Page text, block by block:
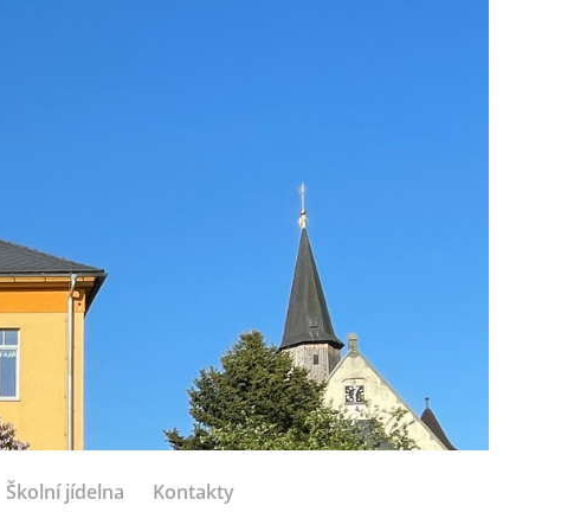
Školní jídelna Kontakty